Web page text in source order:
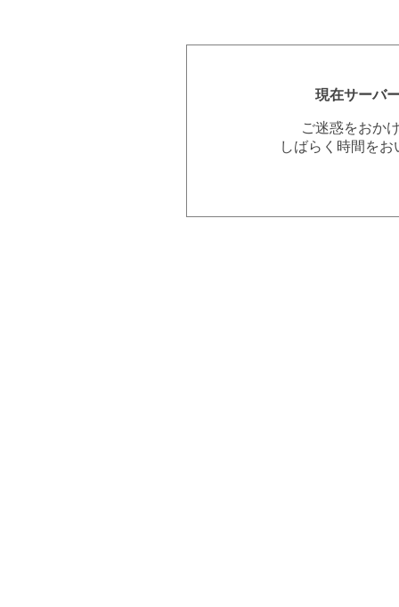
現在サーバ
ご迷惑をおか
しばらく時間を